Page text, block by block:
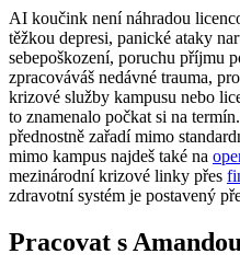
AI koučink není náhradou
těžkou depresi, panické ataky
sebepoškození, poruchu příjmu
zpracováváš nedávné trauma,
krizové služby kampusu nebo
to znamenalo počkat si na
přednostně zařadí mimo
mimo kampus najdeš také na
mezinárodní krizové linky přes
zdravotní systém je postavený
Pracovat s Amandou